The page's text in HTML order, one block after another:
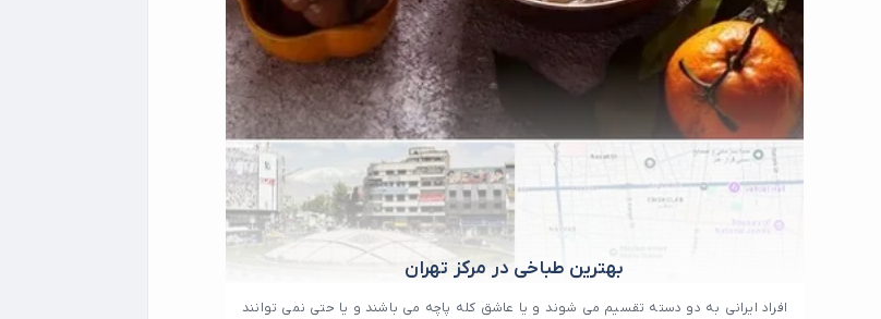
بهترین طباخی در مرکز تهران
افراد ایرانی به دو دسته تقسیم می شوند و یا عاشق کله پاچه می باشند و یا حتی نمی توانند